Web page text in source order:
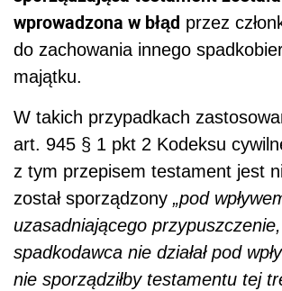
wprowadzona w błąd przez
do zachowania innego
majątku.
W takich przypadkach
art. 945 § 1 pkt 2 Kodeksu
z tym przepisem testament jest
został sporządzony „pod
uzasadniającego
spadkodawca nie działał pod
nie sporządziłby testamentu tej